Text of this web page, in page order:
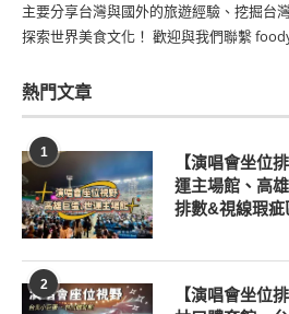
主要分享台灣與國外的旅遊經驗、挖掘台
探索世界美食文化！ 歡迎與我們聯繫
熱門文章
1
【演唱會坐位
運主場館、高
排數&視線瑕疵
2
【演唱會坐位